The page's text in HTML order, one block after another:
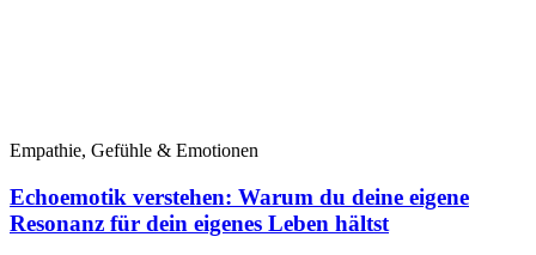
Empathie, Gefühle & Emotionen
Echoemotik verstehen: Warum du deine eigene
Resonanz für dein eigenes Leben hältst